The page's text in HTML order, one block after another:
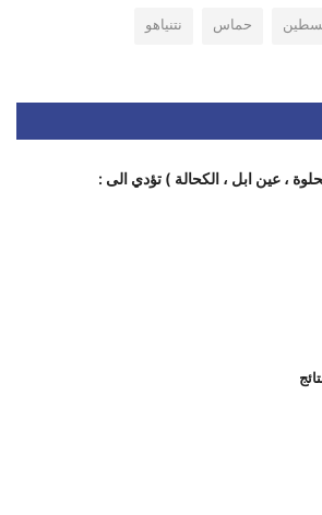
حماس نتنياهو
، عين ابل ، الكحالة ) تؤدي الى :